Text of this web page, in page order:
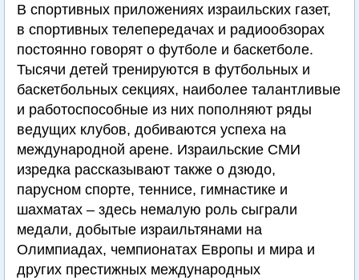
В спортивных приложениях израильских газет,
в спортивных телепередачах и радиообзорах
постоянно говорят о футболе и баскетболе.
Тысячи детей тренируются в футбольных и
баскетбольных секциях, наиболее талантливые
и работоспособные из них пополняют ряды
ведущих клубов, добиваются успеха на
международной арене. Израильские СМИ
изредка рассказывают также о дзюдо,
парусном спорте, теннисе, гимнастике и
шахматах – здесь немалую роль сыграли
медали, добытые израильтянами на
Олимпиадах, чемпионатах Европы и мира и
других престижных международных